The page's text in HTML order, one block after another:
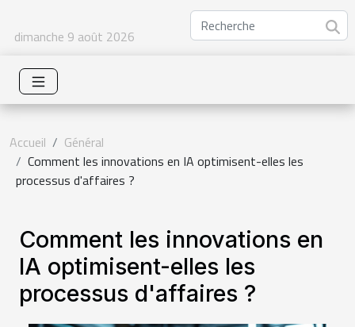
dimanche 9 août 2026
Accueil
Général
Comment les innovations en IA optimisent-elles les
processus d'affaires ?
Comment les innovations en
IA optimisent-elles les
processus d'affaires ?